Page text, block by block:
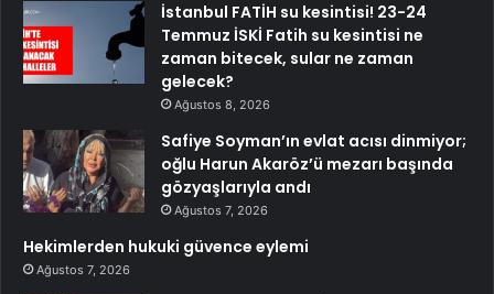
İstanbul FATİH su kesintisi! 23-24
Temmuz İSKİ Fatih su kesintisi ne
zaman bitecek, sular ne zaman
gelecek?
Ağustos 8, 2026
Safiye Soyman’ın evlat acısı dinmiyor;
oğlu Harun Akaröz’ü mezarı başında
gözyaşlarıyla andı
Ağustos 7, 2026
Hekimlerden hukuki güvence eylemi
Ağustos 7, 2026